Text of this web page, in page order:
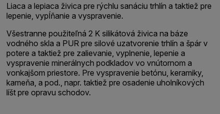
Liaca a lepiaca živica pre rýchlu sanáciu trhlín a taktiež pre
lepenie, vypĺňanie a vyspravenie.
Všestranne použiteľná 2 K silikátová živica na báze
vodného skla a PUR pre silové uzatvorenie trhlín a špár v
potere a taktiež pre zalievanie, vyplnenie, lepenie a
vyspravenie minerálnych podkladov vo vnútornom a
vonkajšom priestore. Pre vyspravenie betónu, keramiky,
kameňa, a pod., napr. taktiež pre osadenie uholníkových
líšt pre opravu schodov.